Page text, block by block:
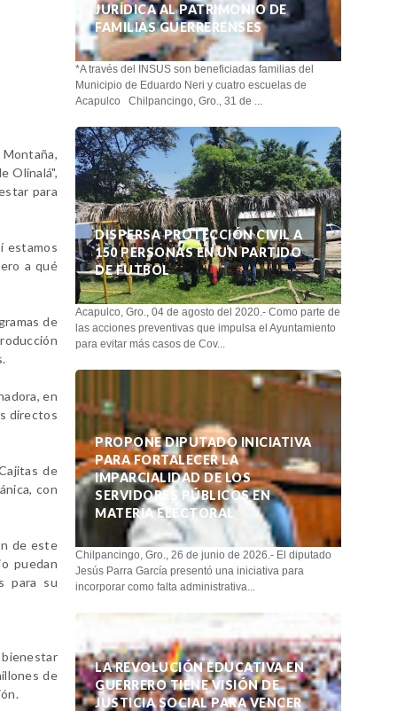
Olinalá",
para
estamos
a qué
de
en
directos
de
con
de este
puedan
para su
de
JURÍDICA AL PATRIMONIO DE
FAMILIAS GUERRERENSES
*A través del INSUS son beneficiadas familias del
Municipio de Eduardo Neri y cuatro escuelas de
Acapulco Chilpancingo, Gro., 31 de ...
DISPERSA PROTECCIÓN CIVIL A
150 PERSONAS EN UN PARTIDO
DE FUTBOL
Acapulco, Gro., 04 de agosto del 2020.- Como parte de
las acciones preventivas que impulsa el Ayuntamiento
para evitar más casos de Cov...
PROPONE DIPUTADO INICIATIVA
PARA FORTALECER LA
IMPARCIALIDAD DE LOS
SERVIDORES PÚBLICOS EN
MATERIA ELECTORAL
Chilpancingo, Gro., 26 de junio de 2026.- El diputado
Jesús Parra García presentó una iniciativa para
incorporar como falta administrativa...
LA REVOLUCIÓN EDUCATIVA EN
GUERRERO TIENE VISIÓN DE
JUSTICIA SOCIAL PARA VENCER